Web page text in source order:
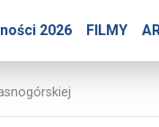
2026 FILMY
–